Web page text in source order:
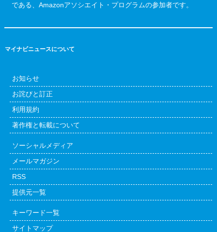
である、Amazonアソシエイト・プログラムの参加者です。
マイナビニュースについて
お知らせ
お詫びと訂正
利用規約
著作権と転載について
ソーシャルメディア
メールマガジン
RSS
提供元一覧
キーワード一覧
サイトマップ